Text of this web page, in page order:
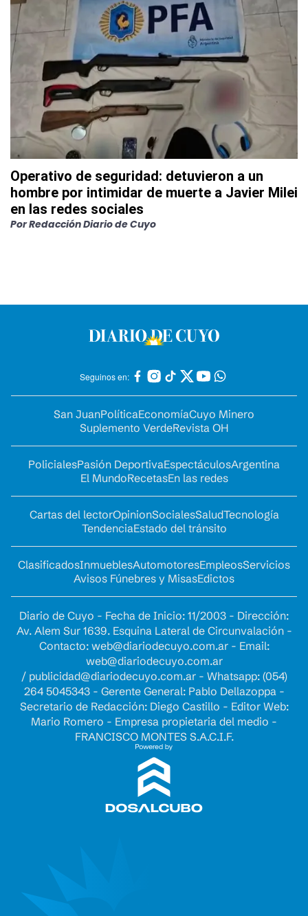
Operativo de seguridad: detuvieron a un
hombre por intimidar de muerte a Javier Milei
en las redes sociales
PorRedacción Diario de Cuyo
Seguinos en:
San JuanPolíticaEconomíaCuyo Minero
Suplemento VerdeRevista OH
PolicialesPasión DeportivaEspectáculosArgentina
El MundoRecetasEn las redes
Cartas del lectorOpinionSocialesSaludTecnología
TendenciaEstado del tránsito
ClasificadosInmueblesAutomotoresEmpleosServicios
Avisos Fúnebres y MisasEdictos
Diario de Cuyo - Fecha de Inicio: 11/2003 - Dirección:
Av. Alem Sur 1639. Esquina Lateral de Circunvalación -
Contacto: web@diariodecuyo.com.ar- Email:
web@diariodecuyo.com.ar
/ publicidad@diariodecuyo.com.ar- Whatsapp: (054)
264 5045343 - Gerente General: Pablo Dellazoppa -
Secretario de Redacción: Diego Castillo - Editor Web:
Mario Romero - Empresa propietaria del medio -
FRANCISCO MONTES S.A.C.I.F.